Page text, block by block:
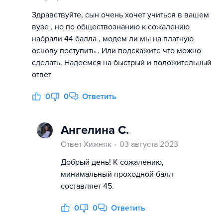
Здравствуйте, сын очень хочет учиться в вашем
вузе , но по обществознанию к сожалению
набрали 44 балла , модем ли мы на платную
основу поступить . Или подскажите что можно
сделать. Надеемся на быстрый и положительный
ответ
0 0 Ответить
Ангелина С.
Ответ Хижняк
03 августа 2023
Добрый день! К сожалению,
минимальный проходной балл
составляет 45.
0 0 Ответить